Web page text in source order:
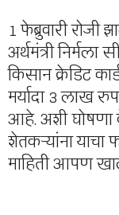
1 फेब्रुवारी
अर्थमंत्री निर्मला
किसान क्रेडिट
मर्यादा 3 लाख
आहे. अशी घोषणा
शेतकऱ्यांना याचा
माहिती आपण